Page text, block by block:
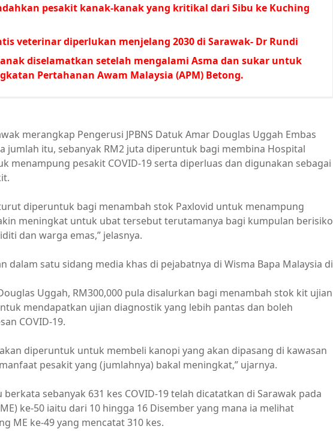
pesakit kanak-kanak yang kritikal dari Sibu ke Kuching
veterinar diperlukan menjelang 2030 di Sarawak- Dr Rundi
diselamatkan setelah mengalami Asma dan sukar untuk
Pertahanan Awam Malaysia (APM) Betong.
merangkap Pengerusi JPBNS Datuk Amar Douglas Uggah Embas
jumlah itu, sebanyak RM2 juta diperuntuk bagi membina Hospital
menampung pesakit COVID-19 serta diperluas dan digunakan sebagai
diperuntuk bagi menambah stok Paxlovid untuk menampung
meningkat untuk ubat tersebut terutamanya bagi kumpulan berisiko
dan warga emas,” jelasnya.
dalam satu sidang media khas di pejabatnya di Wisma Bapa Malaysia di
Uggah, RM300,000 pula disalurkan bagi menambah stok kit ujian
mendapatkan ujian diagnostik yang lebih pantas dan boleh
COVID-19.
akan diperuntuk untuk membeli kanopi yang akan dipasang di kawasan
pesakit yang (jumlahnya) bakal meningkat,” ujarnya.
sebanyak 631 kes COVID-19 telah dicatatkan di Sarawak pada
ke-50 iaitu dari 10 hingga 16 Disember yang mana ia melihat
ME ke-49 yang mencatat 310 kes.